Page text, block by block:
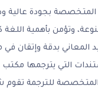
بجودة عالية
وتؤمن بأهمية
بدقة وإتقان
التي يترجمها مكتب
للترجمة تقوم